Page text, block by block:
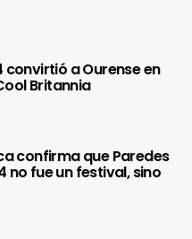
convirtió a Ourense en
Britannia
confirma que Paredes
no fue un festival, sino